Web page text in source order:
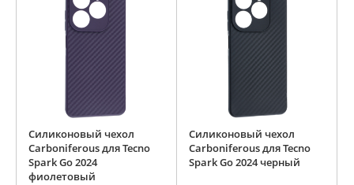
Силиконовый чехол
Carboniferous для Tecno
Spark Go 2024
фиолетовый
Силиконовый чехол
Carboniferous для Tecno
Spark Go 2024 черный